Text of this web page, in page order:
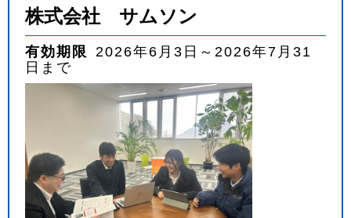
株式会社 サムソン
有効期限
2026年6月3日～2026年7月31
日まで